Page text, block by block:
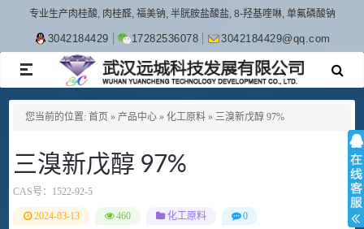
专业生产肉桂酸, 肉桂醛, 福美钠, 半胱胺盐酸盐, 8-羟基喹啉, 单氟磷酸钠
3042184429 17282536078 3042184429@qq.com
TOGGLE
NAVIGATION
您当前的位置: 首页 » 产品中心 » 化工原料 » 三溴新戊醇 97%
三溴新戊醇 97%
CAS号： 1522-92-5
2024-03-13 460 化工原料 0